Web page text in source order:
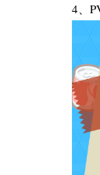
4、